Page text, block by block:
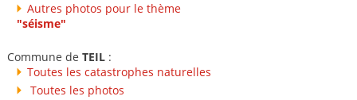
Autres photos pour le thème
"séisme"
Commune de TEIL:
Toutes les catastrophes naturelles
Toutes les photos